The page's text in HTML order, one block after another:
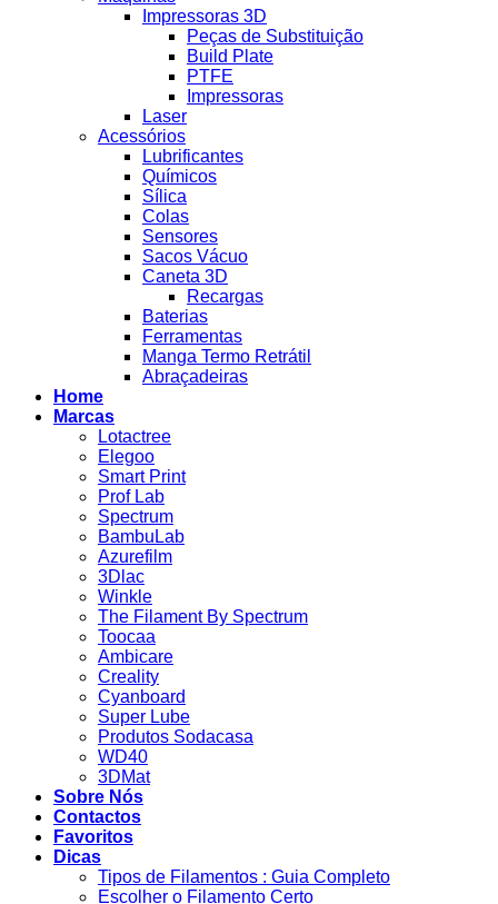
Impressoras 3D
Peças de Substituição
Build Plate
PTFE
Impressoras
Laser
Acessórios
Lubrificantes
Químicos
Sílica
Colas
Sensores
Sacos Vácuo
Caneta 3D
Recargas
Baterias
Ferramentas
Manga Termo Retrátil
Abraçadeiras
Home
Marcas
Lotactree
Elegoo
Smart Print
Prof Lab
Spectrum
BambuLab
Azurefilm
3Dlac
Winkle
The Filament By Spectrum
Toocaa
Ambicare
Creality
Cyanboard
Super Lube
Produtos Sodacasa
WD40
3DMat
Sobre Nós
Contactos
Favoritos
Dicas
Tipos de Filamentos : Guia Completo
Escolher o Filamento Certo